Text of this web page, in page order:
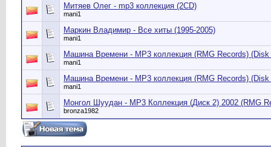
Митяев Олег - mp3 коллекция (2CD)
mani1
Маркин Владимир - Все хиты (1995-2005)
mani1
Машина Времени - MP3 коллекция (RMG Records) (Disk
mani1
Машина Времени - MP3 коллекция (RMG Records) (Disk
mani1
Монгол Шуудан - MP3 Коллекция (Диск 2) 2002 (RMG
bronza1982